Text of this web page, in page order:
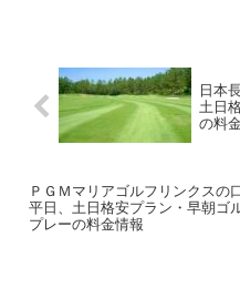
日本
土日
の料
ＰＧＭマリアゴルフリンクスの
平日、土日格安プラン・早朝ゴ
プレーの料金情報